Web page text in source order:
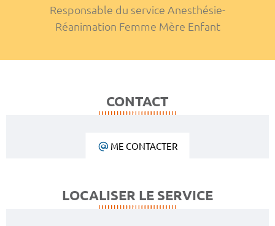
Responsable du service Anesthésie-
Réanimation Femme Mère Enfant
CONTACT
ME CONTACTER
LOCALISER LE SERVICE